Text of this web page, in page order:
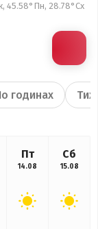
45.58°Пн, 28.78°Сх
годинах
Пт
14.08
Сб
15.08